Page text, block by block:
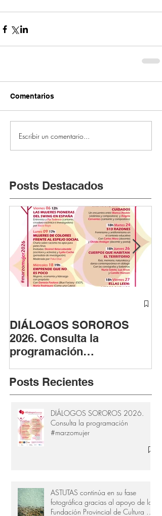
Comentarios
Escribir un comentario...
Posts Destacados
DIÁLOGOS SOROROS
2026. Consulta la
programación
Posts Recientes
DIÁLOGOS SOROROS 2026.
Consulta la programación
#marzomujer
ASTUTAS continúa en su fase
fotográfica gracias al apoyo de la
Fundación Provincial de Cultura de